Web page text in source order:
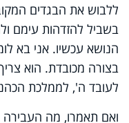
ללבוש את הבגדים
בשביל להזדהות עימם
הנושא עכשיו. אני בא
בצורה מכובדת. הוא
לעובד ה', לממלכת
ואם תאמרו, מה העבירה